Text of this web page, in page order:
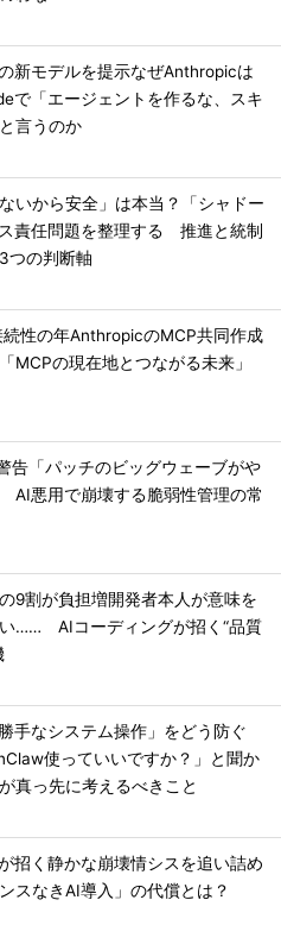
新モデルを提示なぜAnthropicは
で「エージェントを作るな、スキ
言うのか
ないから安全」は本当？「シャドー
責任問題を整理する 推進と統制
つの判断軸
性の年AnthropicのMCP共同作成
MCPの現在地とつながる未来」
告「パッチのビッグウェーブがや
AI悪用で崩壊する脆弱性管理の常
9割が負担増開発者本人が意味を
…… AIコーディングが招く“品質
手なシステム操作」をどう防ぐ
使っていいですか？」と聞か
真っ先に考えるべきこと
招く静かな崩壊情シスを追い詰め
スなきAI導入」の代償とは？